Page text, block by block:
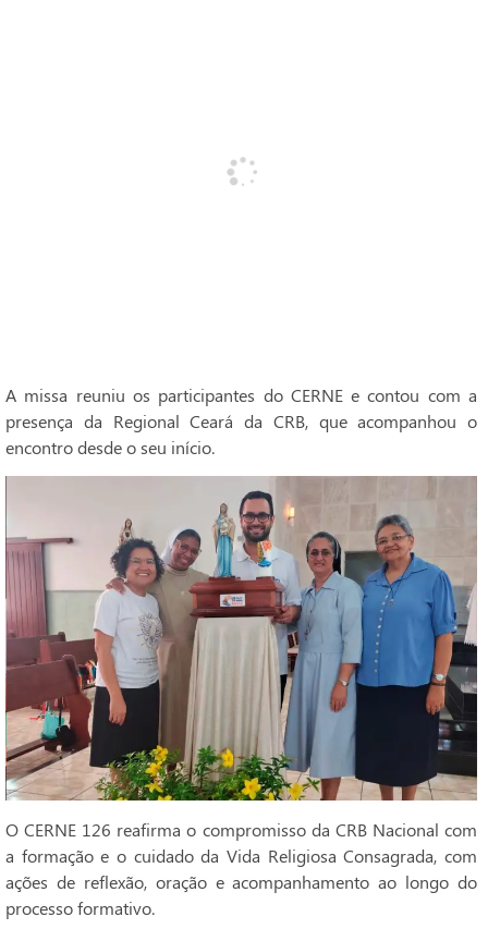
A missa reuniu os participantes do CERNE e contou com a
presença da Regional Ceará da CRB, que acompanhou o
encontro desde o seu início.
O CERNE 126 reafirma o compromisso da CRB Nacional com
a formação e o cuidado da Vida Religiosa Consagrada, com
ações de reflexão, oração e acompanhamento ao longo do
processo formativo.